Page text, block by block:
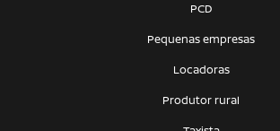
PCD
Pequenas empresas
Locadoras
Produtor rural